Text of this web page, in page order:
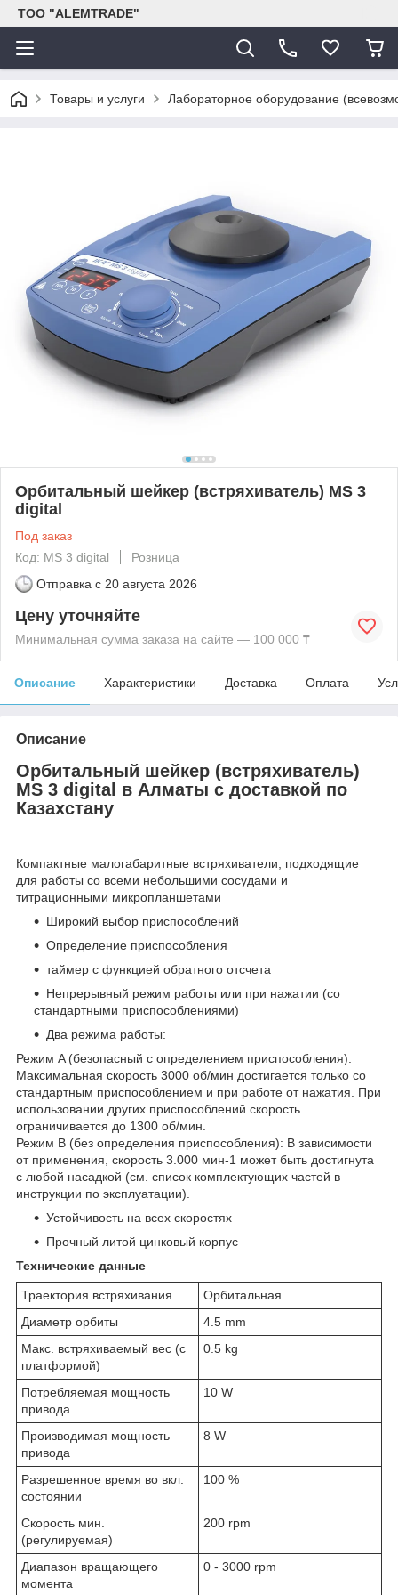
ТОО "ALEMTRADE"
Товары и услуги Лабораторное оборудование
Орбитальный шейкер (встряхиватель) MS 3
digital
Под заказ
Код: MS 3 digital
Розница
Отправка с 20 августа 2026
Цену уточняйте
Минимальная сумма заказа на сайте — 100 000 ₸
Описание Характеристики Доставка Оплата
Описание
Орбитальный шейкер (встряхиватель)
MS 3 digital в Алматы с доставкой по
Казахстану
Компактные малогабаритные встряхиватели, подходящие
для работы со всеми небольшими сосудами и
титрационными микропланшетами
Широкий выбор приспособлений
Определение приспособления
таймер с функцией обратного отсчета
Непрерывный режим работы или при нажатии (со
стандартными приспособлениями)
Два режима работы:
Режим A (безопасный с определением приспособления):
Максимальная скорость 3000 об/мин достигается только со
стандартным приспособлением и при работе от нажатия. При
использовании других приспособлений скорость
ограничивается до 1300 об/мин.
Режим B (без определения приспособления): В зависимости
от применения, скорость 3.000 мин-1 может быть достигнута
с любой насадкой (см. список комплектующих частей в
инструкции по эксплуатации).
Устойчивость на всех скоростях
Прочный литой цинковый корпус
Технические данные
Траектория встряхивания
Орбитальная
Диаметр орбиты
4.5 mm
Макс. встряхиваемый вес (с
платформой)
0.5 kg
Потребляемая мощность
привода
10 W
Производимая мощность
привода
8 W
Разрешенное время во вкл.
состоянии
100 %
Скорость мин.
(регулируемая)
200 rpm
Диапазон вращающего
момента
0 - 3000 rpm